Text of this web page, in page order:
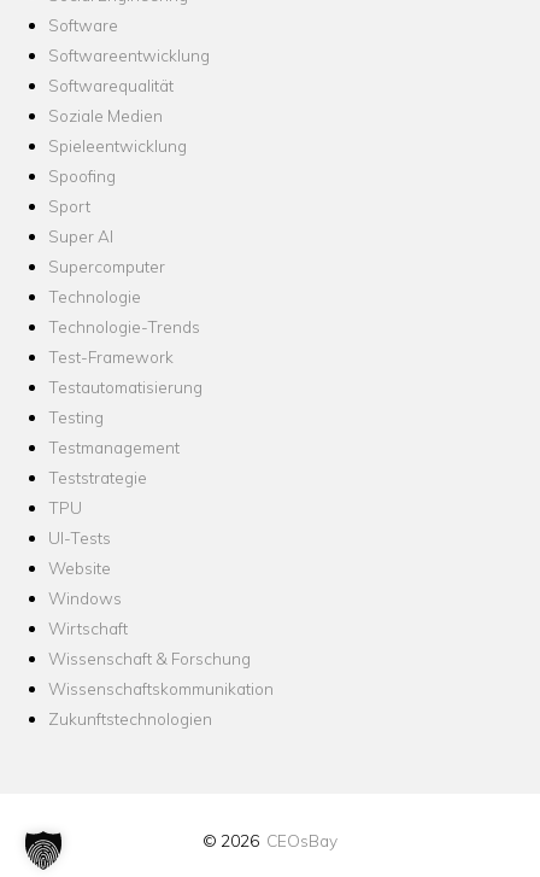
Software
Softwareentwicklung
Softwarequalität
Soziale Medien
Spieleentwicklung
Spoofing
Sport
Super AI
Supercomputer
Technologie
Technologie-Trends
Test-Framework
Testautomatisierung
Testing
Testmanagement
Teststrategie
TPU
UI-Tests
Website
Windows
Wirtschaft
Wissenschaft & Forschung
Wissenschaftskommunikation
Zukunftstechnologien
© 2026 CEOsBay